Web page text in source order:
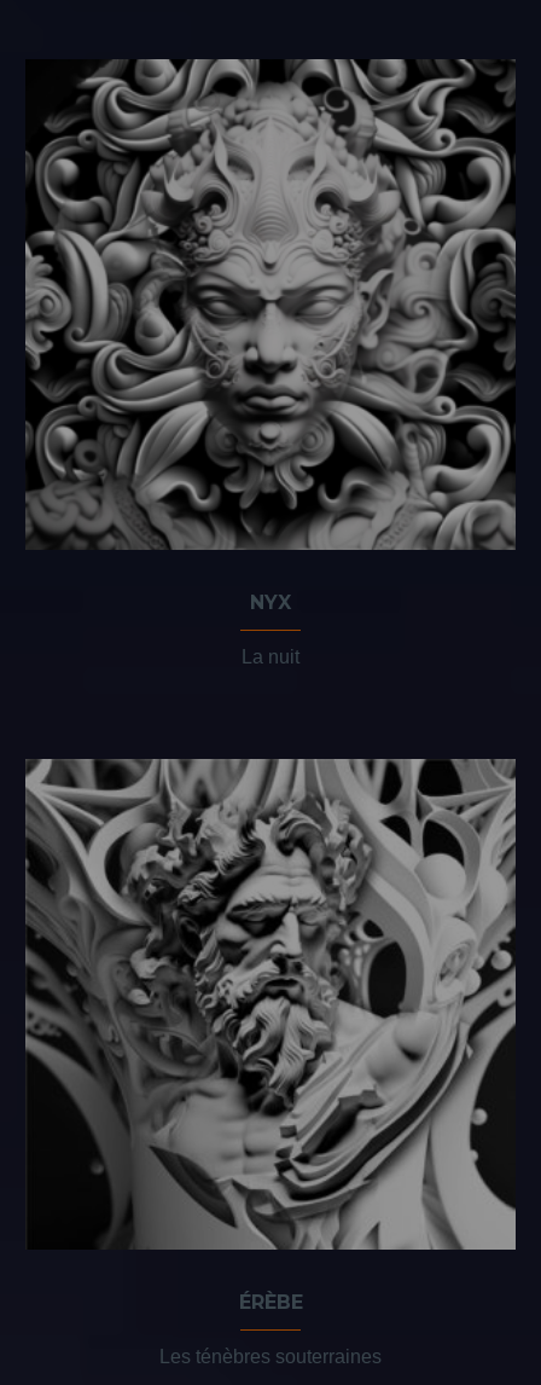
NYX
La nuit
ÉRÈBE
Les ténèbres souterraines